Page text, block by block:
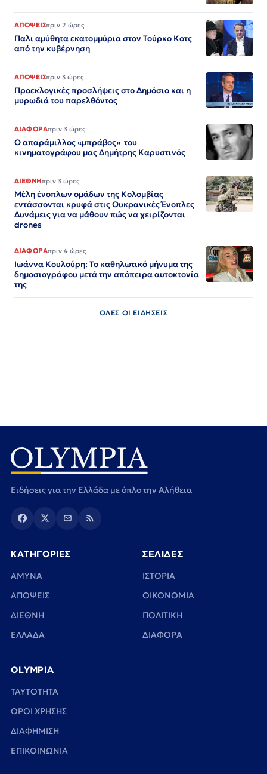
ΑΠΟΨΕΙΣπριν 2 ώρες
Παλι αμύθητα εκατομμύρια στον Τούρκο Κοτς
από την κυβέρνηση
ΑΠΟΨΕΙΣπριν 3 ώρες
Προεκλογικές προσλήψεις στο Δημόσιο και η
μυρωδιά του παρελθόντος
ΔΙΑΦΟΡΑπριν 3 ώρες
Ο απαράμιλλος «μπράβος» του
κινηματογράφου μας Δημήτρης Καρυστινός
ΔΙΕΘΝΗπριν 3 ώρες
Μέλη ένοπλων ομάδων της Κολομβίας
εντάσσονται κρυφά στις Ουκρανικές Ένοπλες
Δυνάμεις για να μάθουν πώς να χειρίζονται
drones
ΔΙΑΦΟΡΑπριν 4 ώρες
Ιωάννα Κουλούρη: Το καθηλωτικό μήνυμα της
δημοσιογράφου μετά την απόπειρα αυτοκτονία
της
ΟΛΕΣ ΟΙ ΕΙΔΗΣΕΙΣ
Ειδήσεις για την Ελλάδα με όπλο την Αλήθεια
ΚΑΤΗΓΟΡΙΕΣ
ΑΜΥΝΑ
ΑΠΟΨΕΙΣ
ΔΙΕΘΝΗ
ΕΛΛΑΔΑ
ΣΕΛΙΔΕΣ
ΙΣΤΟΡΙΑ
ΟΙΚΟΝΟΜΙΑ
ΠΟΛΙΤΙΚΗ
ΔΙΑΦΟΡΑ
OLYMPIA
TAYTOTHTA
ΟΡΟΙ ΧΡΗΣΗΣ
ΔΙΑΦΗΜΙΣΗ
ΕΠΙΚΟΙΝΩΝΙΑ